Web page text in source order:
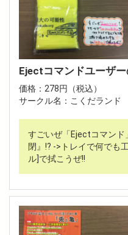
Ejectコマンドユーザ
価格：278円（税込）
サークル名：こくだランド
すごいぜ「Ejectコマンド
閉』!? ->トレイで何でも
ル]で拭こうぜ!!